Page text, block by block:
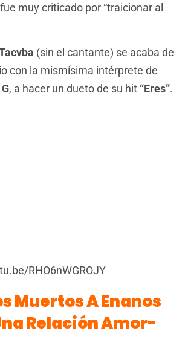
muy criticado por “traicionar al
(sin el cantante) se acaba de
con la mismísima intérprete de
, a hacer un dueto de su hit “Eres”.
RHO6nWGROJY
Muertos A Enanos
Relación Amor-